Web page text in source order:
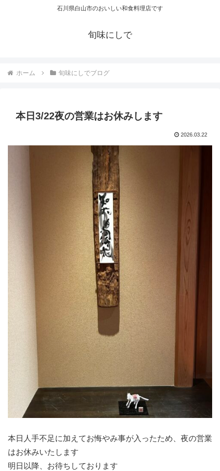
石川県白山市のおいしい和食料理店です
旬味にしで
ホーム 旬味にしでブログ
本日3/22夜の営業はお休みします
2026.03.22
本日人手不足に加えてお悔やみ事が入ったため、夜の営業
はお休みいたします
明日以降、お待ちしております